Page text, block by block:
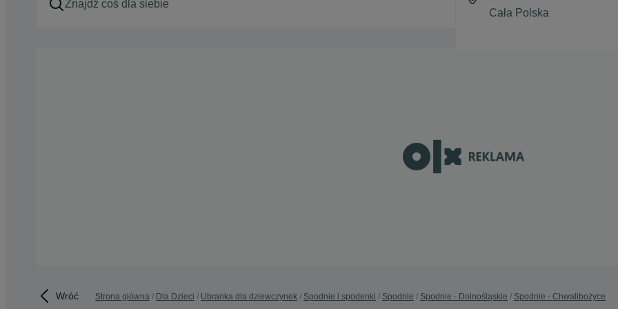
Wróć Strona główna Dla Dzieci Ubranka dla dziewczynek Spodnie i spodenki Spodnie Spodnie - Dolnośląskie Spodnie - Chwalibożyce